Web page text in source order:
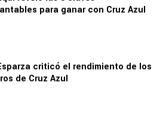
para ganar con Cruz Azul
criticó el rendimiento de los
de Cruz Azul